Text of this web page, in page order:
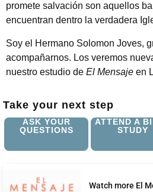
promete salvación son aquellos
encuentran dentro la verdadera
Soy el Hermano Solomon Joves,
acompañarnos. Los veremos
nuestro estudio de El Mensaje en
Take your next step
ASK YOUR
QUESTIONS
ATTEND A
STUDY
Watch more El